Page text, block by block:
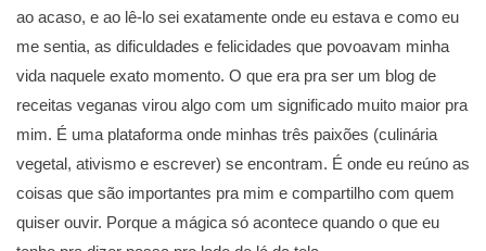
ao acaso, e ao lê-lo sei exatamente onde eu estava e como eu
me sentia, as dificuldades e felicidades que povoavam minha
vida naquele exato momento. O que era pra ser um blog de
receitas veganas virou algo com um significado muito maior pra
mim. É uma plataforma onde minhas três paixões (culinária
vegetal, ativismo e escrever) se encontram. É onde eu reúno as
coisas que são importantes pra mim e compartilho com quem
quiser ouvir. Porque a mágica só acontece quando o que eu